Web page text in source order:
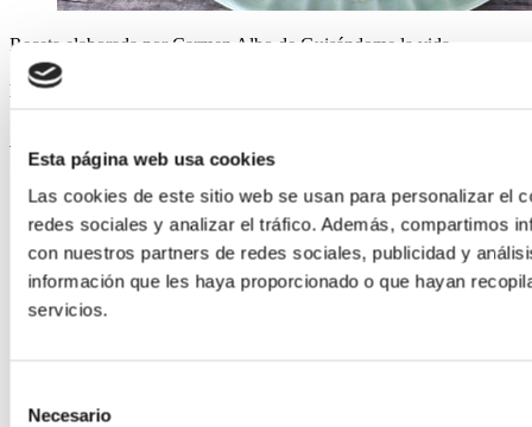
Esta página web usa cookies
Las cookies de este sitio web se usan para personalizar el
redes sociales y analizar el tráfico. Además, compartimos
con nuestros partners de redes sociales, publicidad y
información que les haya proporcionado o que hayan
servicios.
Necesario
Receta elaborada por Carmen Albo de Guisándome la vida
Muslos de pollo al curry con pollo de Corral